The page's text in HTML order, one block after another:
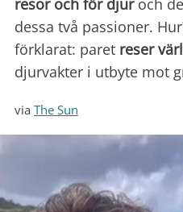
resor och för djur och
dessa två passioner.
förklarat: paret reser
djurvakter i utbyte mot
via The Sun